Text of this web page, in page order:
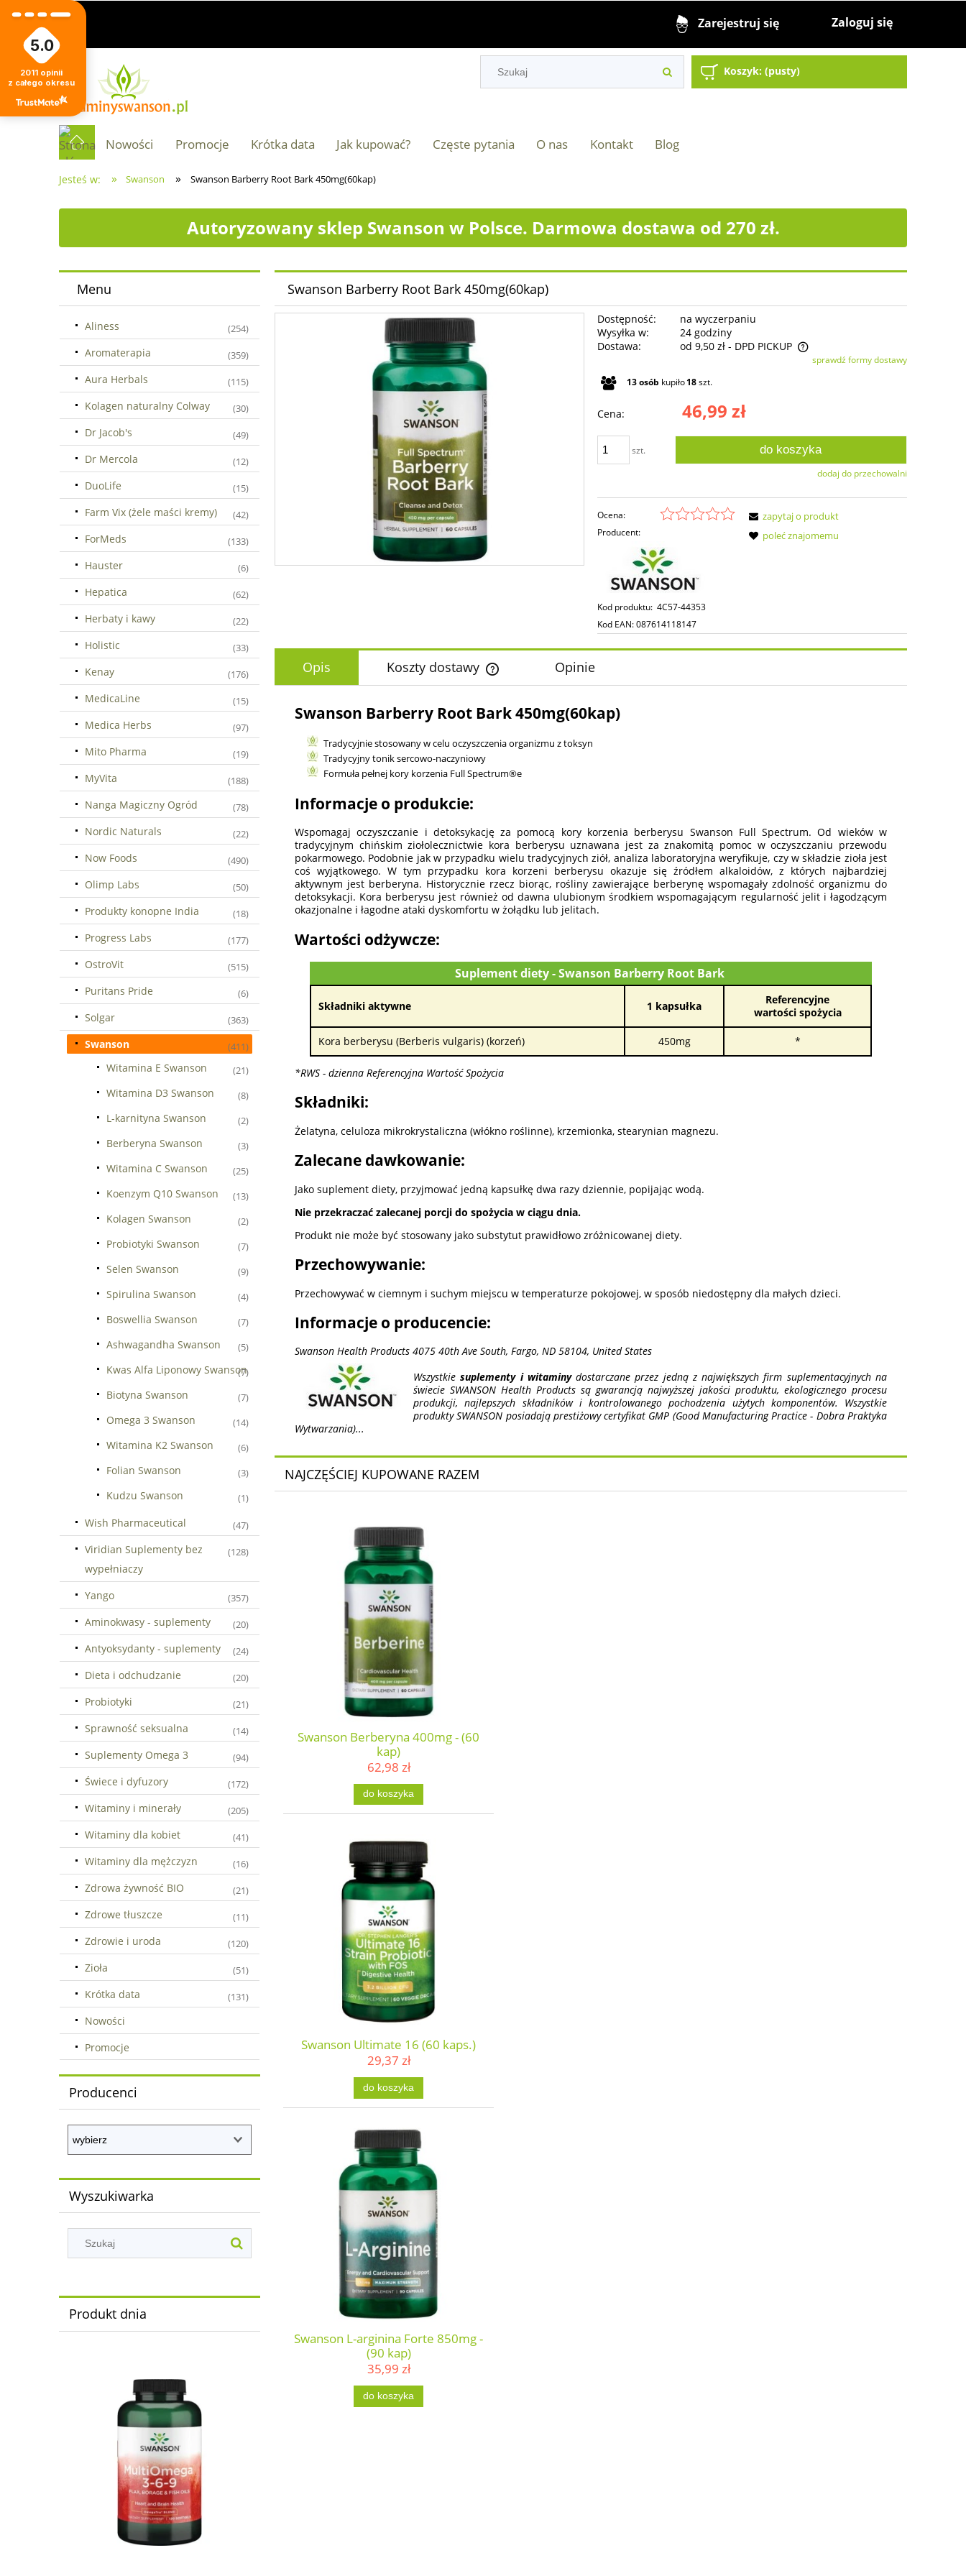
Zarejestruj się Zaloguj się
Koszyk: (pusty)
Nowości Promocje Krótka data Jak kupować? Częste pytania O nas Kontakt Blog
Jesteś w: » Swanson » Swanson Barberry Root Bark 450mg(60kap)
Autoryzowany sklep Swanson w Polsce. Darmowa dostawa od 270 zł.
Menu
Aliness (254)
Aromaterapia (359)
Aura Herbals (115)
Kolagen naturalny Colway (30)
Dr Jacob's (49)
Dr Mercola (12)
DuoLife (15)
Farm Vix (żele maści kremy) (42)
ForMeds (133)
Hauster (6)
Hepatica (62)
Herbaty i kawy (22)
Holistic (33)
Kenay (176)
MedicaLine (15)
Medica Herbs (97)
Mito Pharma (19)
MyVita (188)
Nanga Magiczny Ogród (78)
Nordic Naturals (22)
Now Foods (490)
Olimp Labs (50)
Produkty konopne India (18)
Progress Labs (177)
OstroVit (515)
Puritans Pride (6)
Solgar (363)
Swanson (411)
Witamina E Swanson (21)
Witamina D3 Swanson (8)
L-karnityna Swanson (2)
Berberyna Swanson (3)
Witamina C Swanson (25)
Koenzym Q10 Swanson (13)
Kolagen Swanson (2)
Probiotyki Swanson (7)
Selen Swanson (9)
Spirulina Swanson (4)
Boswellia Swanson (7)
Ashwagandha Swanson (5)
Kwas Alfa Liponowy Swanson
(7)
Biotyna Swanson (7)
Omega 3 Swanson (14)
Witamina K2 Swanson (6)
Folian Swanson (3)
Kudzu Swanson (1)
Wish Pharmaceutical (47)
Viridian Suplementy bez
wypełniaczy
(128)
Yango (357)
Aminokwasy - suplementy (20)
Antyoksydanty - suplementy (24)
Dieta i odchudzanie (20)
Probiotyki (21)
Sprawność seksualna (14)
Suplementy Omega 3 (94)
Świece i dyfuzory (172)
Witaminy i minerały (205)
Witaminy dla kobiet (41)
Witaminy dla mężczyzn (16)
Zdrowa żywność BIO (21)
Zdrowe tłuszcze (11)
Zdrowie i uroda (120)
Zioła (51)
Krótka data (131)
Nowości
Promocje
Producenci
Wyszukiwarka
Produkt dnia
Swanson Barberry Root Bark 450mg(60kap)
Dostępność:
na wyczerpaniu
Wysyłka w:
24 godziny
Dostawa:
od 9,50 zł - DPD PICKUP
Cena nie zawiera ewentualnych kosztów
płatności
sprawdź formy dostawy
13osób kupiło18szt.
Cena: 46,99 zł
szt. do koszyka
dodaj do przechowalni
Ocena:
Producent:
Kod produktu: 4C57-44353
Kod EAN:087614118147
zapytaj o produkt
poleć znajomemu
Opis Koszty dostawy
Cena nie zawiera ewentualnych kosztów
płatności
Opinie
Swanson Barberry Root Bark 450mg(60kap)
Tradycyjnie stosowany w celu oczyszczenia organizmu z toksyn
Tradycyjny tonik sercowo-naczyniowy
Formuła pełnej kory korzenia Full Spectrum®e
Informacje o produkcie:
Wspomagaj oczyszczanie i detoksykację za pomocą kory korzenia berberysu Swanson Full Spectrum. Od wieków w
tradycyjnym chińskim ziołolecznictwie kora berberysu uznawana jest za znakomitą pomoc w oczyszczaniu przewodu
pokarmowego. Podobnie jak w przypadku wielu tradycyjnych ziół, analiza laboratoryjna weryfikuje, czy w składzie zioła jest
coś wyjątkowego. W tym przypadku kora korzeni berberysu okazuje się źródłem alkaloidów, z których najbardziej
aktywnym jest berberyna. Historycznie rzecz biorąc, rośliny zawierające berberynę wspomagały zdolność organizmu do
detoksykacji. Kora berberysu jest również od dawna ulubionym środkiem wspomagającym regularność jelit i łagodzącym
okazjonalne i łagodne ataki dyskomfortu w żołądku lub jelitach.
Wartości odżywcze:
Suplement diety - Swanson Barberry Root Bark
Składniki aktywne 1 kapsułka
Referencyjne
wartości spożycia
Kora berberysu (Berberis vulgaris) (korzeń) 450mg *
*RWS - dzienna Referencyjna Wartość Spożycia
Składniki:
Żelatyna, celuloza mikrokrystaliczna (włókno roślinne), krzemionka, stearynian magnezu.
Zalecane dawkowanie:
Jako suplement diety, przyjmować jedną kapsułkę dwa razy dziennie, popijając wodą.
Nie przekraczać zalecanej porcji do spożycia w ciągu dnia.
Produkt nie może być stosowany jako substytut prawidłowo zróżnicowanej diety.
Przechowywanie:
Przechowywać w ciemnym i suchym miejscu w temperaturze pokojowej, w sposób niedostępny dla małych dzieci.
Informacje o producencie:
Swanson Health Products 4075 40th Ave South, Fargo, ND 58104, United States
Wszystkiesuplementy i witaminydostarczane przez jedną z największych firm suplementacyjnych na
świecie SWANSON Health Products są gwarancją najwyższej jakości produktu, ekologicznego procesu
produkcji, najlepszych składników i kontrolowanego pochodzenia użytych komponentów. Wszystkie
produkty SWANSON posiadają prestiżowy certyfikat GMP (Good Manufacturing Practice - Dobra Praktyka
Wytwarzania)...
NAJCZĘŚCIEJ KUPOWANE RAZEM
Swanson Berberyna 400mg - (60
kap)
62,98 zł
do koszyka
Swanson Ultimate 16 (60 kaps.)
29,37 zł
do koszyka
Swanson L-arginina Forte 850mg -
(90 kap)
35,99 zł
do koszyka
5.0
2011 opinii
z całego okresu